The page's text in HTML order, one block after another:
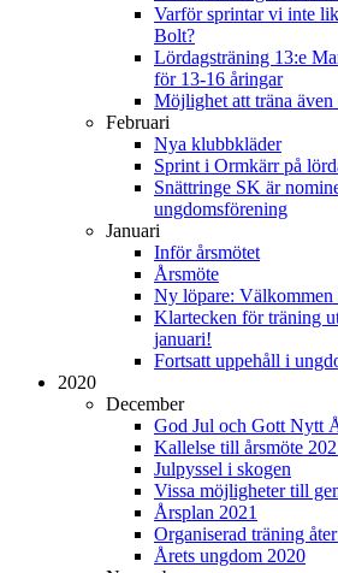
Varför sprintar vi inte
Bolt?
Lördagsträning 13:e
för 13-16 åringar
Möjlighet att träna
Februari
Nya klubbkläder
Sprint i Ormkärr på
Snättringe SK är
ungdomsförening
Januari
Inför årsmötet
Årsmöte
Ny löpare:
Klartecken för träning
januari!
Fortsatt uppehåll i
2020
December
God Jul och Gott Nytt
Kallelse till årsmöte
Julpyssel i skogen
Vissa möjligheter till
Årsplan 2021
Organiserad träning
Årets ungdom 2020